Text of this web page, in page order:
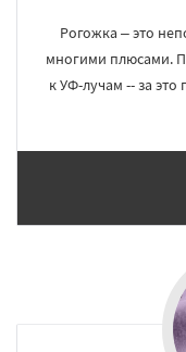
Рогожка – это
многими плюсами.
к УФ-лучам -- за